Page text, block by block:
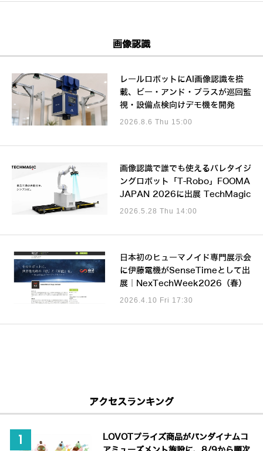
画像認識
レールロボットにAI画像認識を搭
載、ビー・アンド・プラスが巡回監
視・設備点検向けデモ機を開発
2026.8.6 Thu 15:00
画像認識で誰でも使えるパレタイジ
ングロボット「T-Robo」FOOMA
JAPAN 2026に出展 TechMagic
2026.5.28 Thu 14:00
日本初のヒューマノイド専門展示会
に伊藤電機がSenseTimeとして出
展｜NexTechWeek2026（春）
2026.4.10 Fri 17:30
アクセスランキング
LOVOTプライズ商品がバンダイナムコ